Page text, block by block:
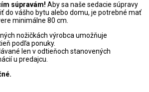
súpravám! Aby sa naše sedacie súpravy
do vášho bytu alebo domu, je potrebné mať
minimálne 80 cm.
nožičkách výrobca umožňuje
podľa ponuky.
len v odtieňoch stanovených
u predajcu.